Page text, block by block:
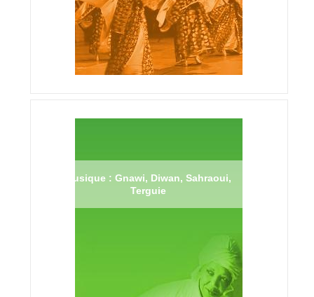
Musique : Gnawi, Diwan, Sahraoui,
Terguie